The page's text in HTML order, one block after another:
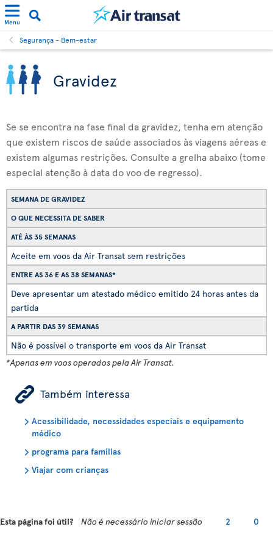
Menu
Segurança - Bem-estar
Gravidez
Se se encontra na fase final da gravidez, tenha em atenção
que existem riscos de saúde associados às viagens aéreas e
existem algumas restrições. Consulte a grelha abaixo (tome
especial atenção à data do voo de regresso).
SEMANA DE GRAVIDEZ
O QUE NECESSITA DE SABER
ATÉ ÀS 35 SEMANAS
Aceite em voos da Air Transat sem restrições
ENTRE AS 36 E AS 38 SEMANAS*
Deve apresentar um atestado médico emitido 24 horas antes da
partida
A PARTIR DAS 39 SEMANAS
Não é possível o transporte em voos da Air Transat
*Apenas em voos operados pela Air Transat.
ÿ Também interessa
Acessibilidade, necessidades especiais e equipamento
médico
programa para famílias
Viajar com crianças
Esta página foi útil? Não é necessário iniciar sessão 2 0